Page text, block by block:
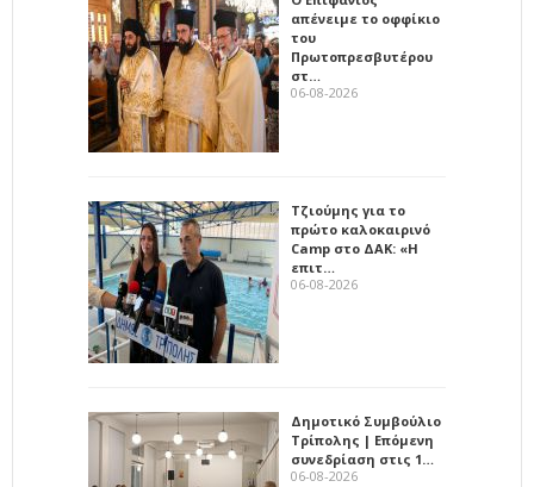
απένειμε το οφφίκιο
του
Πρωτοπρεσβυτέρου
στ…
06-08-2026
Τζιούμης για το
πρώτο καλοκαιρινό
Camp στο ΔΑΚ: «Η
επιτ…
06-08-2026
Δημοτικό Συμβούλιο
Τρίπολης | Επόμενη
συνεδρίαση στις 1…
06-08-2026